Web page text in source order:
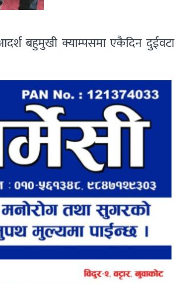
बहुमुखी क्याम्पसमा एकैदिन दुईवटा